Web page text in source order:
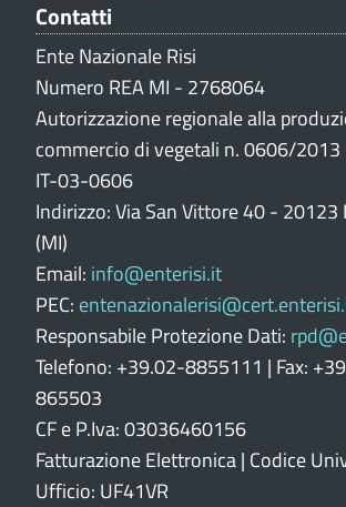
Contatti
Ente Nazionale Risi
Numero REA MI - 2768064
Autorizzazione regionale alla
commercio di vegetali n. 0606/2013
IT-03-0606
Indirizzo: Via San Vittore 40 - 20123
(MI)
Email: info@enterisi.it
PEC:
Responsabile Protezione Dati:
Telefono: +39.02-8855111 | Fax:
865503
CF e P.Iva: 03036460156
Fatturazione Elettronica | Codice
Ufficio: UF41VR